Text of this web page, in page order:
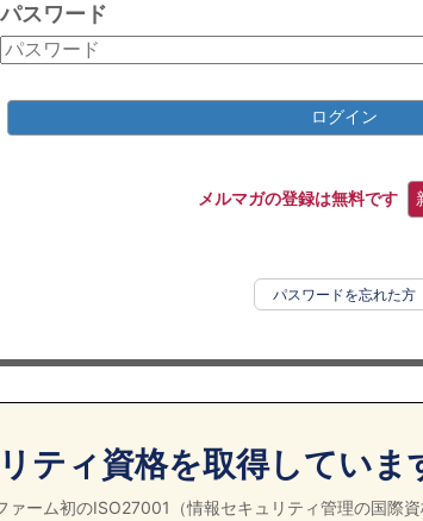
パスワード
ログイン
メルマガの登録は無料です
パスワードを忘れた方
ティ資格を取得していま
ァーム初のISO27001（情報セキュリティ管理の国際